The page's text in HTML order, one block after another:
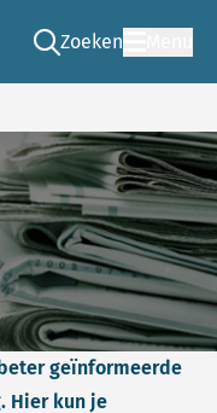
Zoeken
Ga naar de zoek
geïnformeerde
Hier kun je